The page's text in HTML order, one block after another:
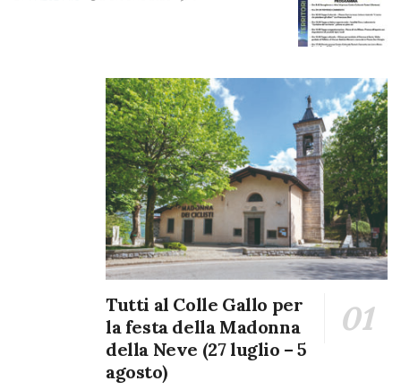
Tutti al Colle Gallo per
la festa della Madonna
della Neve (27 luglio – 5
agosto)